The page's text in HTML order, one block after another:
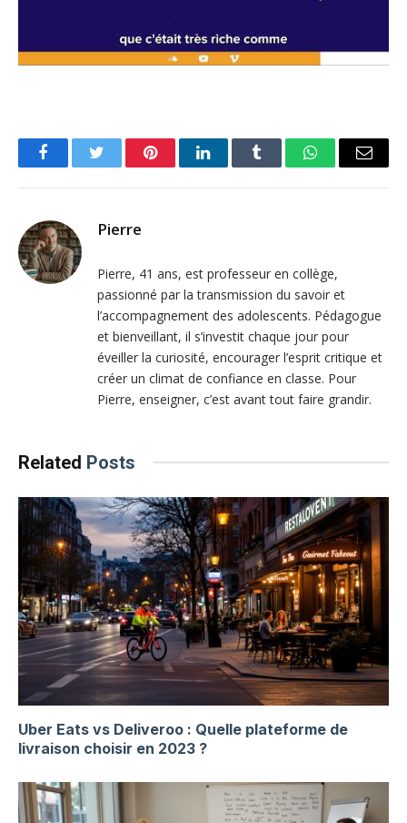
FacebookTwitter PinterestLinkedInTumblr WhatsAppEmail
Pierre
Pierre, 41 ans, est professeur en collège,
passionné par la transmission du savoir et
l’accompagnement des adolescents. Pédagogue
et bienveillant, il s’investit chaque jour pour
éveiller la curiosité, encourager l’esprit critique et
créer un climat de confiance en classe. Pour
Pierre, enseigner, c’est avant tout faire grandir.
Related Posts
Uber Eats vs Deliveroo : Quelle plateforme de
livraison choisir en 2023 ?